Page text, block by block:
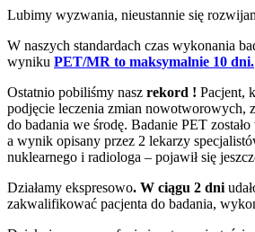
Lubimy wyzwania, nieustannie się
W naszych standardach czas wykonania
wyniku PET/MR to maksymalnie 10 dni.
Ostatnio pobiliśmy nasz rekord ! Pacjent,
podjęcie leczenia zmian nowotworowych,
do badania we środę. Badanie PET
a wynik opisany przez 2 lekarzy
nuklearnego i radiologa – pojawił się
Działamy ekspresowo. W ciągu 2 dni
zakwalifikować pacjenta do badania,